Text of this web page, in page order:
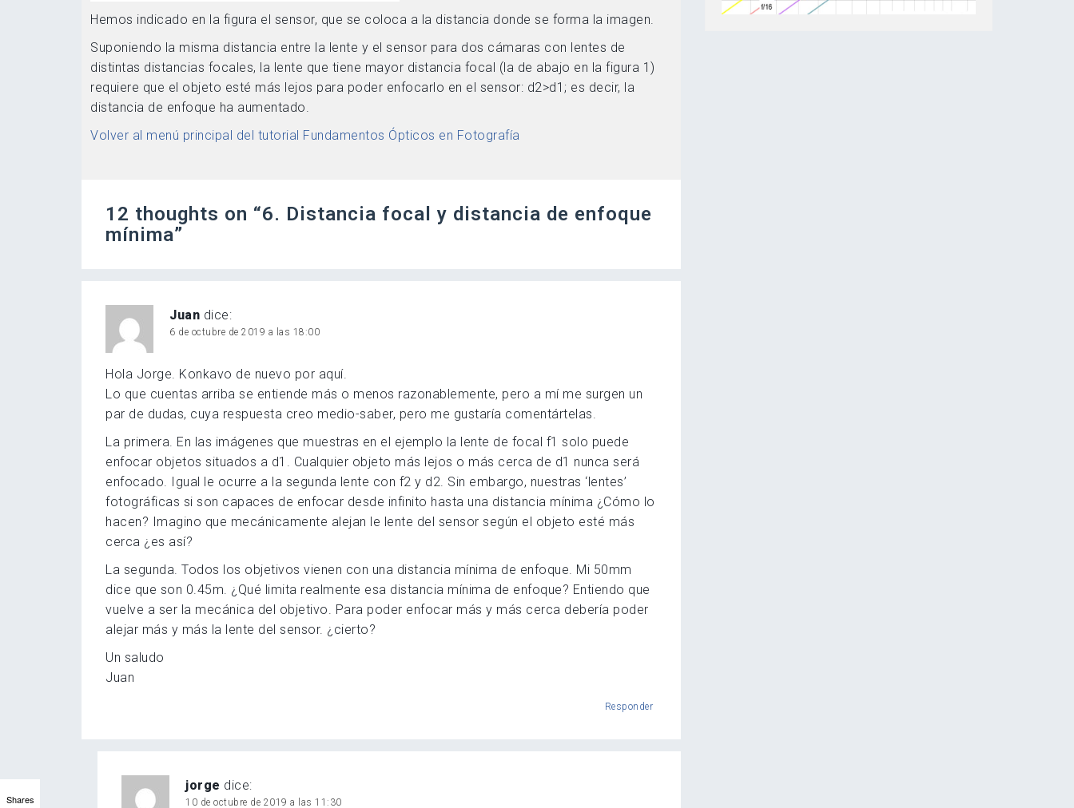
Hemos indicado en la figura el sensor, que se coloca a la distancia donde se forma la imagen.
Suponiendo la misma distancia entre la lente y el sensor para dos cámaras con lentes de
distintas distancias focales, la lente que tiene mayor distancia focal (la de abajo en la figura 1)
requiere que el objeto esté más lejos para poder enfocarlo en el sensor: d2>d1; es decir, la
distancia de enfoque ha aumentado.
Volver al menú principal del tutorial Fundamentos Ópticos en Fotografía
12 thoughts on “6. Distancia focal y distancia de enfoque
mínima”
Juan dice:
6 de octubre de 2019 a las 18:00
Hola Jorge. Konkavo de nuevo por aquí.
Lo que cuentas arriba se entiende más o menos razonablemente, pero a mí me surgen un
par de dudas, cuya respuesta creo medio-saber, pero me gustaría comentártelas.
La primera. En las imágenes que muestras en el ejemplo la lente de focal f1 solo puede
enfocar objetos situados a d1. Cualquier objeto más lejos o más cerca de d1 nunca será
enfocado. Igual le ocurre a la segunda lente con f2 y d2. Sin embargo, nuestras ‘lentes’
fotográficas si son capaces de enfocar desde infinito hasta una distancia mínima ¿Cómo lo
hacen? Imagino que mecánicamente alejan le lente del sensor según el objeto esté más
cerca ¿es así?
La segunda. Todos los objetivos vienen con una distancia mínima de enfoque. Mi 50mm
dice que son 0.45m. ¿Qué limita realmente esa distancia mínima de enfoque? Entiendo que
vuelve a ser la mecánica del objetivo. Para poder enfocar más y más cerca debería poder
alejar más y más la lente del sensor. ¿cierto?
Un saludo
Juan
Responder
jorge dice:
10 de octubre de 2019 a las 11:30
Shares